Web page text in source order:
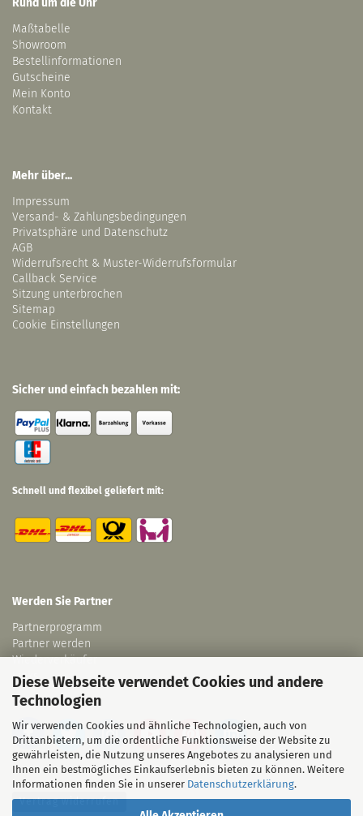
Diese Webseite verwendet Cookies und andere
Technologien
Wir verwenden Cookies und ähnliche Technologien, auch von
Drittanbietern, um die ordentliche Funktionsweise der Website zu
gewährleisten, die Nutzung unseres Angebotes zu analysieren und
Ihnen ein bestmögliches Einkaufserlebnis bieten zu können. Weitere
Informationen finden Sie in unserer Datenschutzerklärung.
Rund um die Uhr
Maßtabelle
Showroom
Bestellinformationen
Gutscheine
Mein Konto
Kontakt
Mehr über...
Impressum
Versand- & Zahlungsbedingungen
Privatsphäre und Datenschutz
AGB
Widerrufsrecht & Muster-Widerrufsformular
Callback Service
Sitzung unterbrochen
Sitemap
Cookie Einstellungen
Sicher und einfach bezahlen mit:
Schnell und flexibel geliefert mit:
Werden Sie Partner
Partnerprogramm
Partner werden
Wiederverkäufer
Links
Vertrag widerrufen